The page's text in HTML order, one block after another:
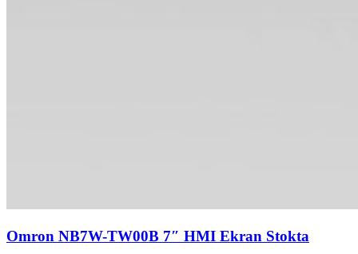
Omron NB7W-TW00B 7″ HMI Ekran Stokta